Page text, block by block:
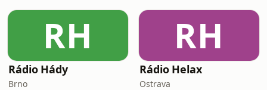
RH
Rádio Hády
Brno
RH
Rádio Helax
Ostrava